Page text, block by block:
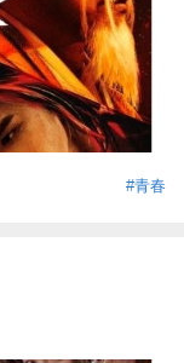
#青春